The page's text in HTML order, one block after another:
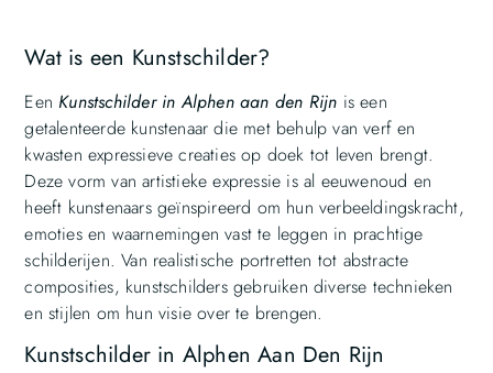
Wat is een Kunstschilder?
EenKunstschilder in Alphen aan den Rijn is een
getalenteerde kunstenaar die met behulp van verf en
kwasten expressieve creaties op doek tot leven brengt.
Deze vorm van artistieke expressie is al eeuwenoud en
heeft kunstenaars geïnspireerd om hun verbeeldingskracht,
emoties en waarnemingen vast te leggen in prachtige
schilderijen. Van realistische portretten tot abstracte
composities, kunstschilders gebruiken diverse technieken
en stijlen om hun visie over te brengen.
Kunstschilder in Alphen Aan Den Rijn